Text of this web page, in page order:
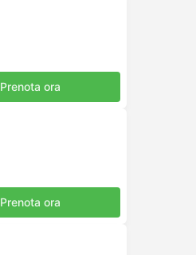
Prenota ora
Prenota ora